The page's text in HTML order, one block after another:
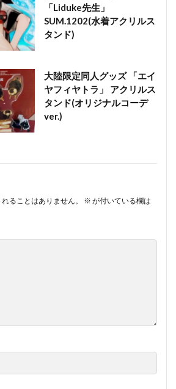
「Liduke先生」
SUM.1202(水着アクリルス
タンド)
大陸限定同人グッズ 「エイ
ヤフィヤトラ」 アクリルス
タンド(オリジナルコーデ
ver.)
ることはありません。 ※ が付いている欄は